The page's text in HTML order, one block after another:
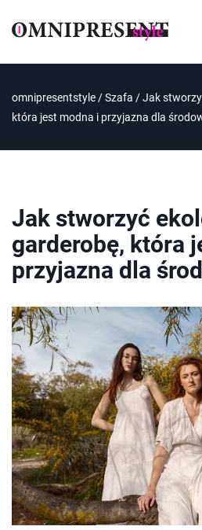
omnipresentstyle /Szafa /Jak
która jest modna i przyjazna dla
Jak stworzyć
garderobę, która
przyjazna dla